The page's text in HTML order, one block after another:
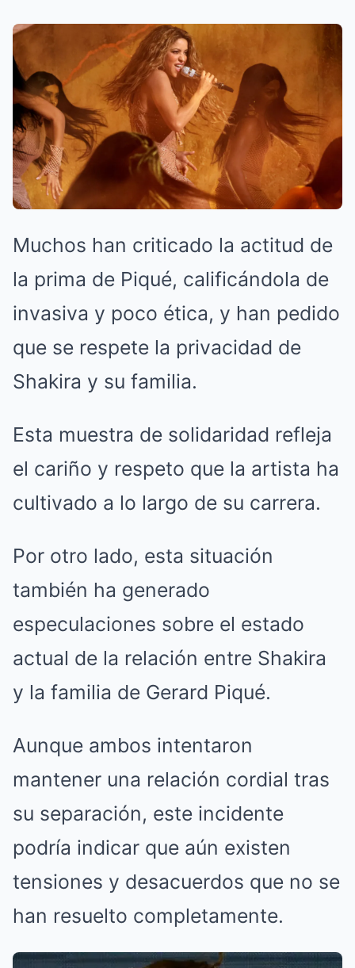
Muchos han criticado la actitud de
la prima de Piqué, calificándola de
invasiva y poco ética, y han pedido
que se respete la privacidad de
Shakira y su familia.
Esta muestra de solidaridad refleja
el cariño y respeto que la artista ha
cultivado a lo largo de su carrera.
Por otro lado, esta situación
también ha generado
especulaciones sobre el estado
actual de la relación entre Shakira
y la familia de Gerard Piqué.
Aunque ambos intentaron
mantener una relación cordial tras
su separación, este incidente
podría indicar que aún existen
tensiones y desacuerdos que no se
han resuelto completamente.